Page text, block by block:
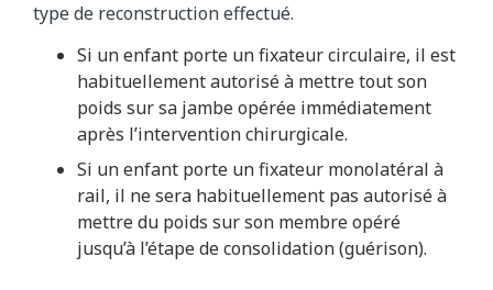
type de reconstruction effectué.
Si un enfant porte un fixateur circulaire, il est
habituellement autorisé à mettre tout son
poids sur sa jambe opérée immédiatement
après l’intervention chirurgicale.
Si un enfant porte un fixateur monolatéral à
rail, il ne sera habituellement pas autorisé à
mettre du poids sur son membre opéré
jusqu’à l’étape de consolidation (guérison).